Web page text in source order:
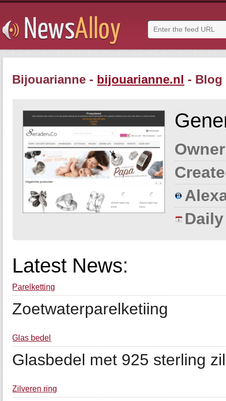
Bijouarianne - bijouarianne.nl - Blog
Latest News:
Parelketting
Zoetwaterparelketiing
Glas bedel
Glasbedel met 925 sterling
Zilveren ring